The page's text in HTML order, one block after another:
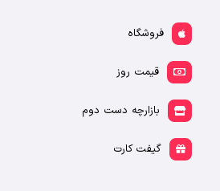
فروشگاه
قیمت روز
بازارچه دست دوم
گیفت کارت